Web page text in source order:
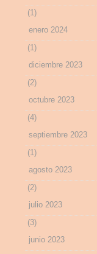
(1)
enero 2024
(1)
diciembre 2023
(2)
octubre 2023
(4)
septiembre 2023
(1)
agosto 2023
(2)
julio 2023
(3)
junio 2023